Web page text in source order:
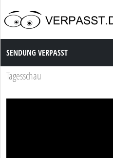
Sendung Verpasst
SENDUNG VERPASST
Tagesschau